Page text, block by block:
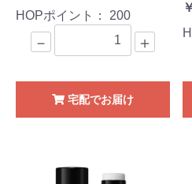
HOPポイント： 200
－ ＋
宅配でお届け